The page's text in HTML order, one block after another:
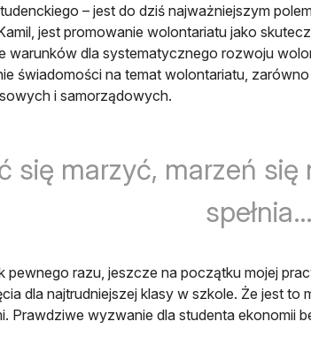
– jest do dziś najważniejszym
jest promowanie wolontariatu jako
warunków dla systematycznego rozwoju
świadomości na temat wolontariatu,
i samorządowych.
się marzyć, marzeń
spełnia…
pewnego razu, jeszcze na początku mojej
dla najtrudniejszej klasy w szkole. Że jest to
Prawdziwe wyzwanie dla studenta ekonomii